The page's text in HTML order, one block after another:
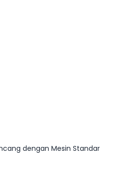
dengan Mesin Standar